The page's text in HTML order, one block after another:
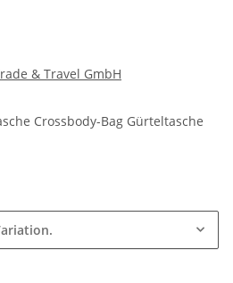
& Travel GmbH
Crossbody-Bag Gürteltasche